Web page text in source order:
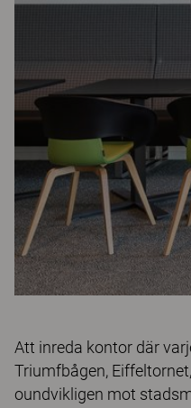
Att inreda kontor där
Triumfbågen,
oundvikligen mot